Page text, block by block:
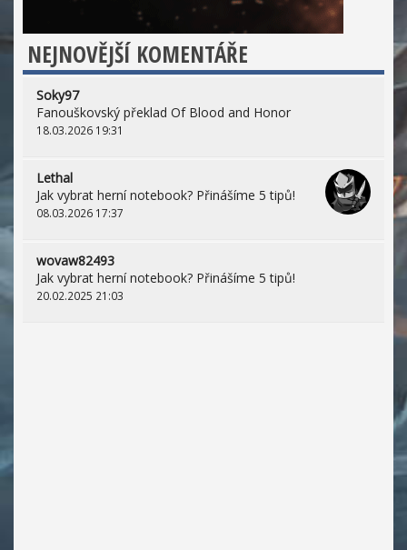
NEJNOVĚJŠÍ KOMENTÁŘE
Soky97
Fanouškovský překlad Of Blood and Honor
18.03.2026 19:31
Lethal
Jak vybrat herní notebook? Přinášíme 5 tipů!
08.03.2026 17:37
wovaw82493
Jak vybrat herní notebook? Přinášíme 5 tipů!
20.02.2025 21:03